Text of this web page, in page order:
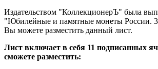
Издательством "КоллекционерЪ" была
"Юбилейные и памятные монеты России. 3
Вы можете разместить данный лист.
Лист включает в себя 11 подписанных
сможете разместить: